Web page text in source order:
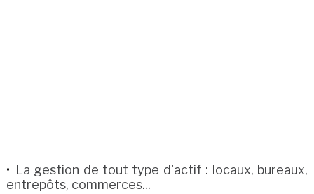
La gestion de tout type d'actif : locaux, bureaux,
entrepôts, commerces...